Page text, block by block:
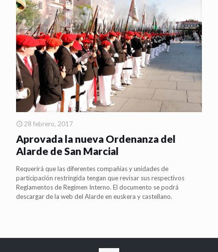
28 febrero, 2017
Aprovada la nueva Ordenanza del
Alarde de San Marcial
Requerirá que las diferentes compañías y unidades de
participación restringida tengan que revisar sus respectivos
Reglamentos de Regimen Interno. El documento se podrá
descargar de la web del Alarde en euskera y castellano.